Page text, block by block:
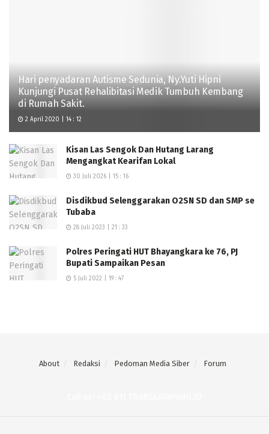
Hari penyadaran Autisme Sedunia, Ny.Yuti Hipni
Kunjungi Pusat Rehalibitasi Medik Tumbuh Kembang
di Rumah Sakit.
2 April 2020 | 14 : 12
Kisan Las Sengok Dan Hutang Larang
Mengangkat Kearifan Lokal
30 Juli 2026 | 15 : 16
Disdikbud Selenggarakan O2SN SD dan SMP se
Tubaba
28 Juli 2023 | 21 : 33
Polres Peringati HUT Bhayangkara ke 76, PJ
Bupati Sampaikan Pesan
5 Juli 2022 | 19 : 47
About Redaksi Pedoman Media Siber Forum